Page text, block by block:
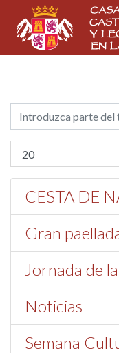
CESTA DE
Gran
Jornada de
Noticias
Semana